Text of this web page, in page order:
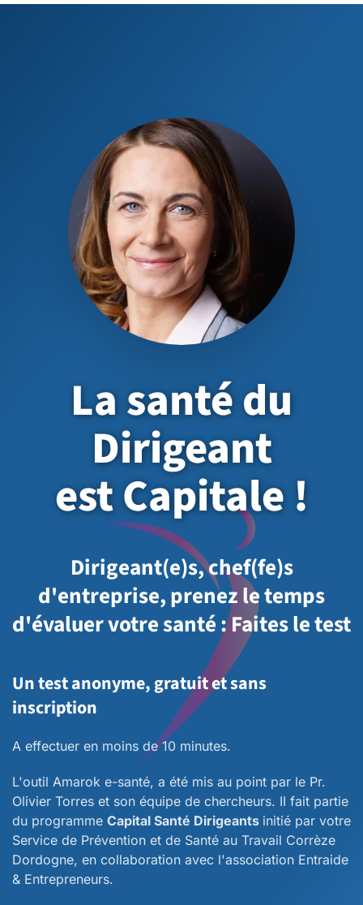
La santé du
Dirigeant
est Capitale !
Dirigeant(e)s, chef(fe)s
d'entreprise, prenez le temps
d'évaluer votre santé : Faites le test
Un test anonyme, gratuit et sans
inscription
A effectuer en moins de 10 minutes.
L'outil Amarok e-santé, a été mis au point par le Pr.
Olivier Torres et son équipe de chercheurs. II fait partie
du programme Capital Santé Dirigeants initié par votre
Service de Prévention et de Santé au Travail Corrèze
Dordogne, en collaboration avec l'association Entraide
& Entrepreneurs.